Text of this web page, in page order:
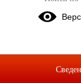
В целях